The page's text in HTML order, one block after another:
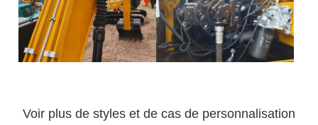
Voir plus de styles et de cas de personnalisation